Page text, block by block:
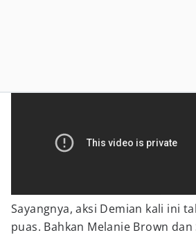
Sayangnya, aksi Demian kali ini
puas. Bahkan Melanie Brown dan